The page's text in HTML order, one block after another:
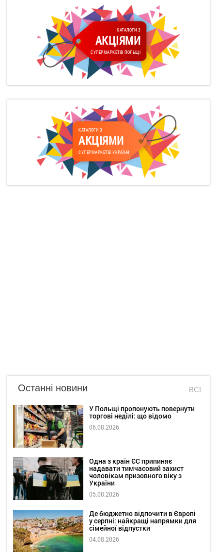
КАТАЛОГИ З
АКЦІЯМИ
СУПЕРМАРКЕТІВ ПОЛЬЩІ
КАТАЛОГИ З
АКЦІЯМИ
СУПЕРМАРКЕТІВ УКРАЇНИ
Останні новини ВСІ
У Польщі пропонують повернути
торгові неділі: що відомо
06.08.2026
Одна з країн ЄС припиняє
надавати тимчасовий захист
чоловікам призовного віку з
України
05.08.2026
Де бюджетно відпочити в Європі
у серпні: найкращі напрямки для
сімейної відпустки
04.08.2026